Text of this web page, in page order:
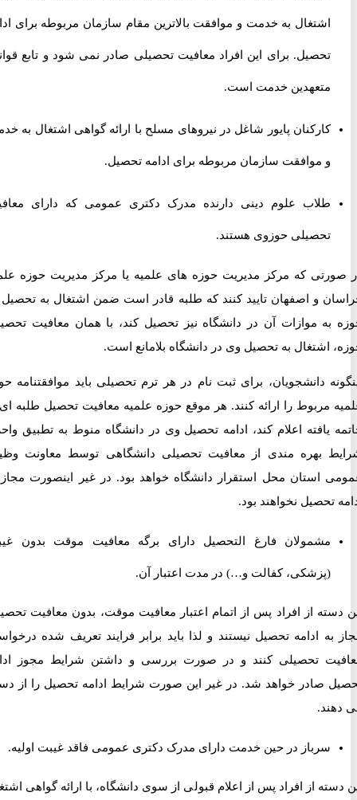
اشتغال به خدمت و موافقت بالاترین مقام سازمان مربوطه برای ادامه
تحصیل. برای این افراد معافیت تحصیلی صادر نمی شود و تابع قوانین
متعهدین خدمت است.
کارکنان پایور شاغل در نیروهای مسلح با ارائه گواهی اشتغال به خدمت
و موافقت سازمان مربوطه برای ادامه تحصیل.
طلاب علوم دینی دارنده مدرک دکتری عمومی که دارای معافیت
تحصیلی حوزوی هستند.
که مرکز مدیریت حوزه های علمیه یا مرکز مدیریت حوزه علمیه
و اصفهان تایید کنند که طلبه قادر است ضمن اشتغال به تحصیل در
موازات آن در دانشگاه نیز تحصیل کند، با همان معافیت تحصیلی
اشتغال به تحصیل وی در دانشگاه بلامانع است.
دانشجویان، برای ثبت نام در هر ترم تحصیلی باید موافقتنامه حوزه
مربوط را ارائه کنند. هر موقع حوزه علمیه معافیت تحصیل طلبه ای را
یافته اعلام کند، ادامه تحصیل وی در دانشگاه منوط به تطبیق واحراز
بهره مندی از معافیت تحصیلی دانشگاهی توسط معاونت وظیفه
استان محل استقرار دانشگاه خواهد بود. در غیر اینصورت مجاز به
تحصیل نخواهند بود.
مشمولان فارغ التحصیل دارای برگه معافیت موقت بدون غیبت
(پزشکی، کفالت و…) در مدت اعتبار آن.
از افراد پس از اتمام اعتبار معافیت موقت، بدون معافیت تحصیلی
ادامه تحصیل نیستند و لذا باید برابر فرایند تعریف شده درخواست
تحصیلی کنند و در صورت بررسی و داشتن شرایط مجوز ادامه
صادر خواهد شد. در غیر این صورت شرایط ادامه تحصیل را از دست
سرباز در حین خدمت دارای مدرک دکتری عمومی فاقد غیبت اولیه.
از افراد پس از اعلام قبولی از سوی دانشگاه، با ارائه گواهی اشتغال